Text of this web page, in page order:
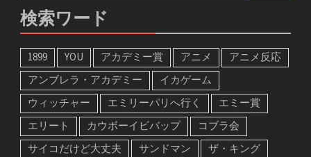
検索ワード
1899 YOU アカデミー賞 アニメ
アニメ反応
アンブレラ・アカデミー
イカゲーム
ウィッチャー
エミリーパリへ行く
エミー賞
エリート
カウボーイビバップ
コブラ会
サイコだけど大丈夫
サンドマン
ザ・キング